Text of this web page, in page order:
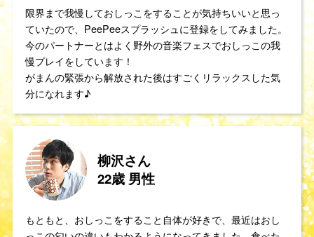
限界まで我慢しておしっこをすることが気持ちいいと思っ
ていたので、PeePeeスプラッシュに登録をしてみました。
今のパートナーとはよく野外の音楽フェスでおしっこの我
慢プレイをしています！
がまんの緊張から解放された後はすごくリラックスした気
分になれます♪
柳沢さん
22歳 男性
もともと、おしっこをすること自体が好きで、最近はおし